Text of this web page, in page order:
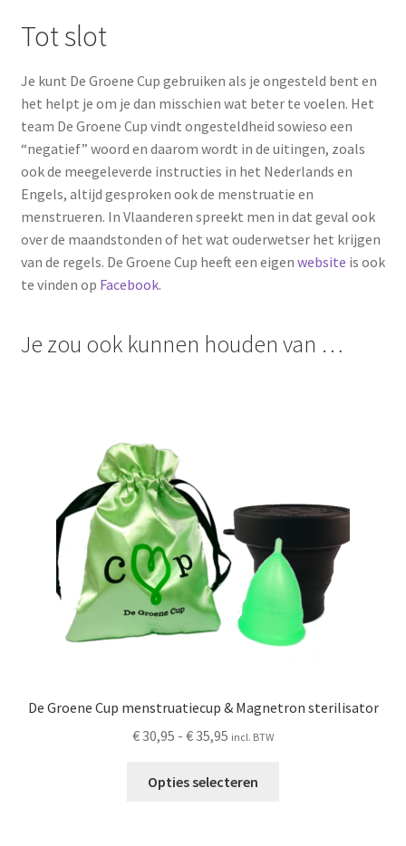
Tot slot
Je kunt De Groene Cup gebruiken als je ongesteld bent en
het helpt je om je dan misschien wat beter te voelen. Het
team De Groene Cup vindt ongesteldheid sowieso een
“negatief” woord en daarom wordt in de uitingen, zoals
ook de meegeleverde instructies in het Nederlands en
Engels, altijd gesproken ook de menstruatie en
menstrueren. In Vlaanderen spreekt men in dat geval ook
over de maandstonden of het wat ouderwetser het krijgen
van de regels. De Groene Cup heeft een eigen website is ook
te vinden op Facebook.
Je zou ook kunnen houden van …
De Groene Cup menstruatiecup & Magnetron sterilisator
€30,95 - €35,95 Prijsklasse:
tot
incl. BTW
Opties selecteren